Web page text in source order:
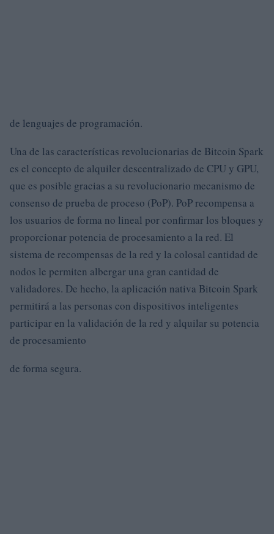
de lenguajes de programación.
Una de las características revolucionarias de Bitcoin Spark
es el concepto de alquiler descentralizado de CPU y GPU,
que es posible gracias a su revolucionario mecanismo de
consenso de prueba de proceso (PoP). PoP recompensa a
los usuarios de forma no lineal por confirmar los bloques y
proporcionar potencia de procesamiento a la red. El
sistema de recompensas de la red y la colosal cantidad de
nodos le permiten albergar una gran cantidad de
validadores. De hecho, la aplicación nativa Bitcoin Spark
permitirá a las personas con dispositivos inteligentes
participar en la validación de la red y alquilar su potencia
de procesamiento
de forma segura.